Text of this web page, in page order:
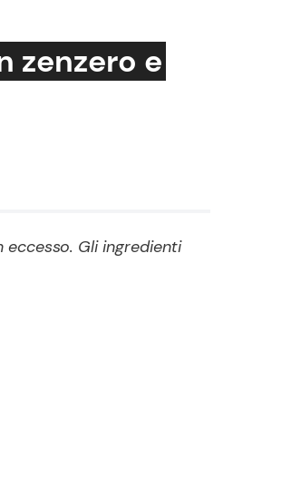
in TV
zenzero e
eccesso. Gli ingredienti